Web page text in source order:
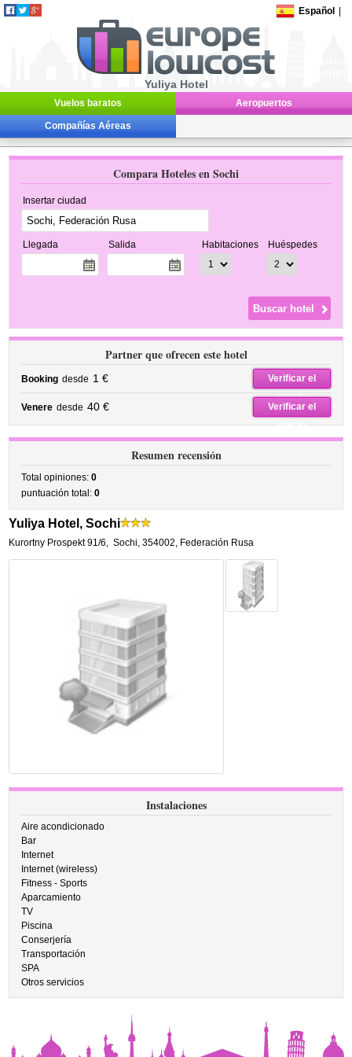
Español
Yuliya Hotel
Vuelos baratos Aeropuertos
Compañías Aéreas
Compara Hoteles en Sochi
Insertar ciudad
Llegada Salida Habitaciones Huéspedes
Partner que ofrecen este hotel
Booking desde 1 €
Verificar el
precio
Venere desde 40 €
Verificar el
precio
Resumen recensión
Total opiniones:0
puntuación total:0
Yuliya Hotel, Sochi
Kurortny Prospekt 91/6, Sochi,354002, Federación Rusa
Instalaciones
Aire acondicionado
Bar
Internet
Internet (wireless)
Fitness - Sports
Aparcamiento
TV
Piscina
Conserjería
Transportación
SPA
Otros servicios